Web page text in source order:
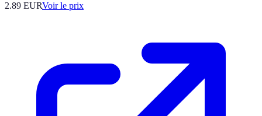
2.89 EURVoir le prix